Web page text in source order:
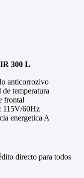
300 L
anticorrozivo
temperatura
frontal
115V/60Hz
energetica A
directo para todos